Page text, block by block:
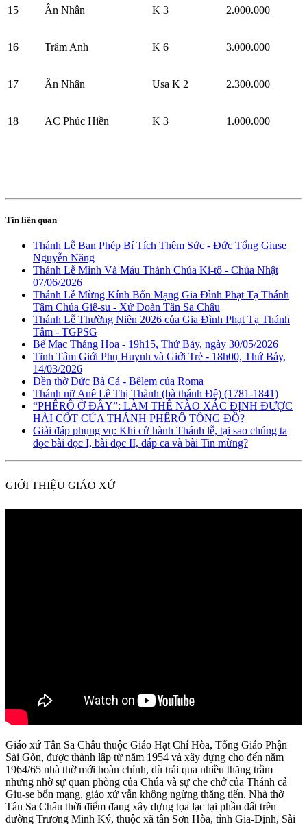
15 Ân Nhân K 3 2.000.000
16 Trâm Anh K 6 3.000.000
17 Ân Nhân Usa K 2 2.300.000
18 AC Phúc Hiền K 3 1.000.000
Tin liên quan
Thánh Lễ Ban Phép Bí Tích Thêm Sức - Đức Tổng Giuse
Nguyễn Năng
Thánh Lễ Mình Và Máu Thánh Chúa Ki-tô - Chúa Nhật
07/06/2026
Thánh Lễ Mừng Kính Bổn Mạng Gia Đình Phạt Tạ Thánh
Tâm Chúa Giê-su - Xứ Đoàn Tân Sa Châu
Thánh Lễ Thường Niên 2026 của Gia Đình Phạt Tạ Thánh
Tâm - TGPSG
Bế Mạc Tháng Hoa - 19h15, Thứ Bảy, ngày 30/05/2026
Tĩnh Tâm Giới Phụ Huynh và Giới Trẻ - 18h00, Thứ Bảy,
14/03/2026
Đền thờ Đức Bà Cả - Bêlem của Roma
Thánh nữ Anê Lê Thị Thành (bà thánh Đê) (1781-1841)
“PHÊRÔ Ở ĐÂY”: LÀM THẾ NÀO XÁC ĐỊNH ĐƯỢC
HÀI CỐT CỦA THÁNH PHÊRÔ TÔNG ĐỒ?
Giải đáp phụng vụ: Khi cử hành Thánh lễ, tại sao chúng ta
đọc bài đọc I, bài đọc II, đáp ca và bài Tin mừng?
GIỚI THIỆU GIÁO XỨ
Giáo xứ Tân Sa Châu thuộc Giáo Hạt Chí Hòa, Tổng Giáo Phận
Sài Gòn, được thành lập từ năm 1954 và xây dựng cho đến năm
1964/65 nhà thờ mới hoàn chỉnh, dù trải qua nhiều thăng trầm
nhưng nhờ sự quan phòng của Chúa và sự che chở của Thánh cả
Giu-se bổn mạng, giáo xứ vẫn không ngừng thăng tiến. Nhà thờ
Tân Sa Châu thời điểm đang xây dựng tọa lạc tại phần đất trên
đường Trương Minh Ký, thuộc xã tân Sơn Hòa, tỉnh Gia-Định, Sài